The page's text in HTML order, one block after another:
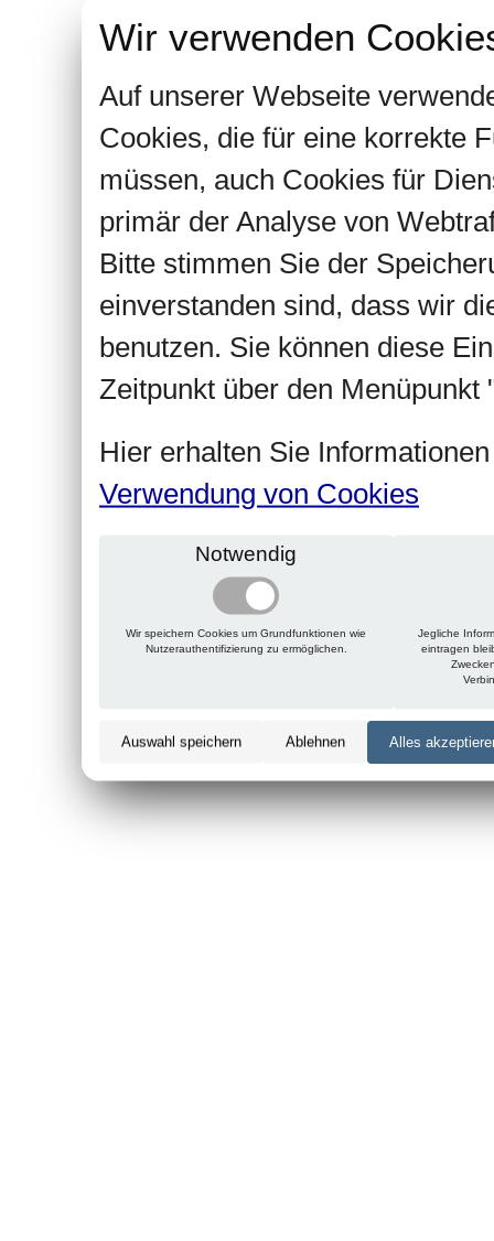
Wir verwenden
Auf unserer Webseite
Cookies, die für eine korrekte
müssen, auch Cookies für
primär der Analyse von
Bitte stimmen Sie der
einverstanden sind, dass wir
benutzen. Sie können diese
Zeitpunkt über den Menüpunkt
Hier erhalten Sie
Verwendung von Cookies
Notwendig
Wir speichern Cookies um Grundfunktionen wie
Nutzerauthentifizierung zu ermöglichen.
Jegliche
eintragen
Auswahl speichern Ablehnen Alles